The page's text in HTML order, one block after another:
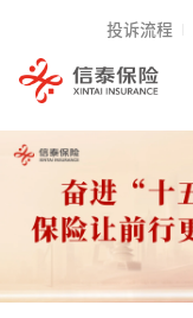
投诉流程